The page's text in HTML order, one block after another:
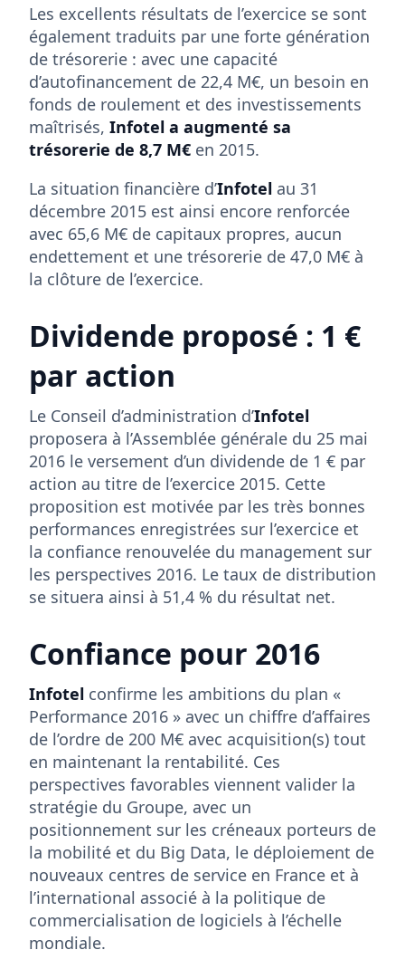
Les excellents résultats de l’exercice se sont
également traduits par une forte génération
de trésorerie : avec une capacité
d’autofinancement de 22,4 M€, un besoin en
fonds de roulement et des investissements
maîtrisés, Infotel a augmenté sa
trésorerie de 8,7 M€ en 2015.
La situation financière d’Infotel au 31
décembre 2015 est ainsi encore renforcée
avec 65,6 M€ de capitaux propres, aucun
endettement et une trésorerie de 47,0 M€ à
la clôture de l’exercice.
Dividende proposé : 1 €
par action
Le Conseil d’administration d’Infotel
proposera à l’Assemblée générale du 25 mai
2016 le versement d’un dividende de 1 € par
action au titre de l’exercice 2015. Cette
proposition est motivée par les très bonnes
performances enregistrées sur l’exercice et
la confiance renouvelée du management sur
les perspectives 2016. Le taux de distribution
se situera ainsi à 51,4 % du résultat net.
Confiance pour 2016
Infotel confirme les ambitions du plan «
Performance 2016 » avec un chiffre d’affaires
de l’ordre de 200 M€ avec acquisition(s) tout
en maintenant la rentabilité. Ces
perspectives favorables viennent valider la
stratégie du Groupe, avec un
positionnement sur les créneaux porteurs de
la mobilité et du Big Data, le déploiement de
nouveaux centres de service en France et à
l’international associé à la politique de
commercialisation de logiciels à l’échelle
mondiale.